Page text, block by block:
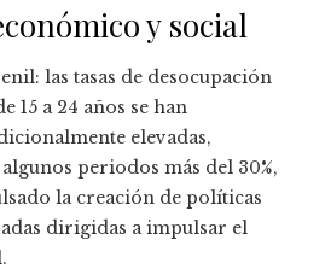
y social
las tasas de desocupación
15 a 24 años se han
elevadas,
periodos más del 30%,
la creación de políticas
dirigidas a impulsar el